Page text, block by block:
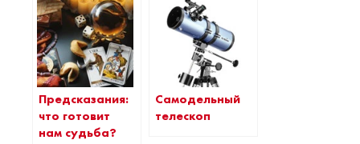
Предсказания:
что готовит
нам судьба?
Самодельный
телескоп